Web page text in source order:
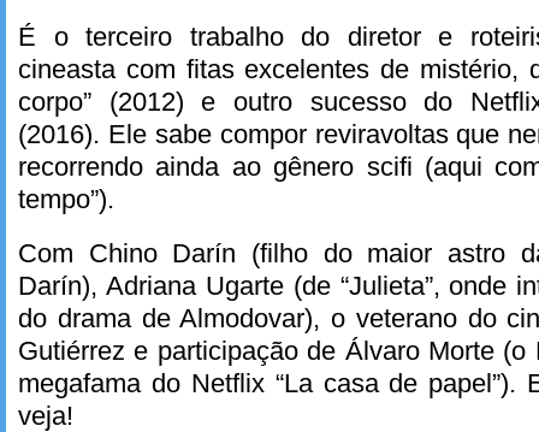
É o terceiro trabalho do diretor e
cineasta com fitas excelentes de mistério,
corpo” (2012) e outro sucesso do
(2016). Ele sabe compor reviravoltas que
recorrendo ainda ao gênero scifi (aqui
tempo”).
Com Chino Darín (filho do maior astro
Darín), Adriana Ugarte (de “Julieta”, onde
do drama de Almodovar), o veterano do
Gutiérrez e participação de Álvaro Morte
megafama do Netflix “La casa de papel”).
veja!